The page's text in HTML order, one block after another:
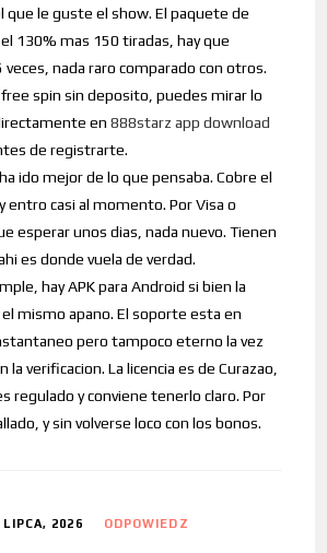
que le guste el show. El paquete de
130% mas 150 tiradas, hay que
nada raro comparado con otros.
spin sin deposito, puedes mirar lo
en888starz app download
de registrarte.
ido mejor de lo que pensaba. Cobre el
entro casi al momento. Por Visa o
esperar unos dias, nada nuevo. Tienen
es donde vuela de verdad.
hay APK para Android si bien la
mismo apano. El soporte esta en
pero tampoco eterno la vez
la verificacion. La licencia es de Curazao,
regulado y conviene tenerlo claro. Por
y sin volverse loco con los bonos.
LIPCA, 2026 ODPOWIEDZ